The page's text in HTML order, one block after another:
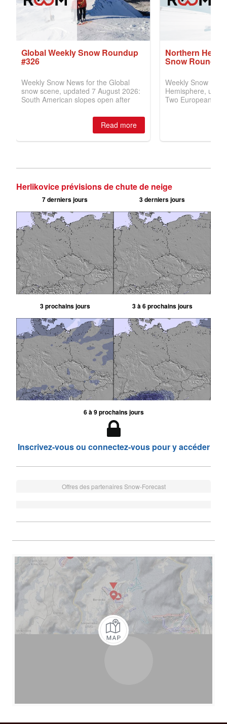
Herlikovice prévisions de chute de neige
7 derniers jours 3 derniers jours
3 prochains jours 3 à 6 prochains jours
6 à 9 prochains jours
Inscrivez-vous ou connectez-vous pour y accéder
Offres des partenaires Snow-Forecast